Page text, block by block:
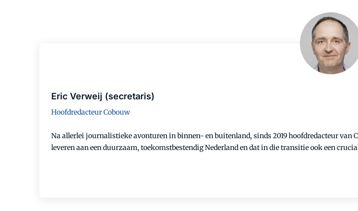
Eric Verweij (secretaris)
Hoofdredacteur Cobouw
Na allerlei journalistieke avonturen in binnen- en buitenland, sinds 2019 hoofdredacteur van
leveren aan een duurzaam, toekomstbestendig Nederland en dat in die transitie ook een